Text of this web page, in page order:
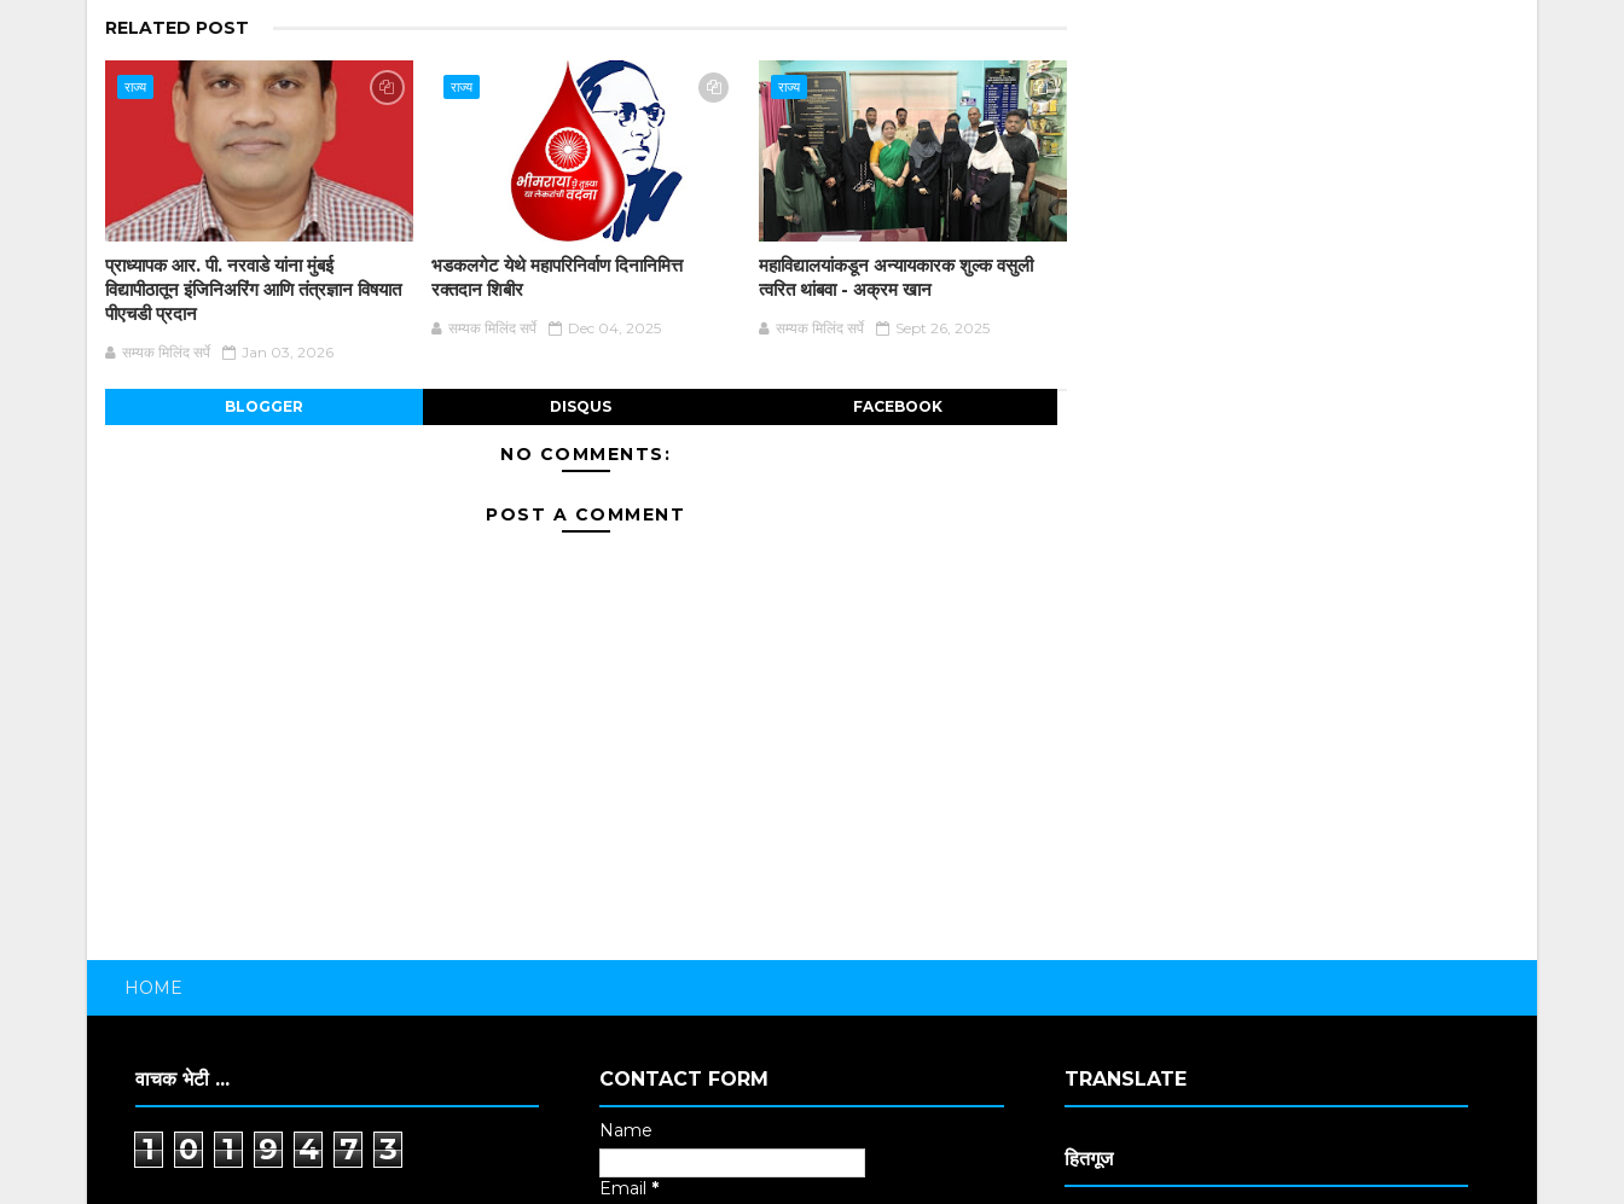
RELATED POST
राज्य
प्राध्यापक आर. पी. नरवाडे यांना मुंबई
विद्यापीठातून इंजिनिअरिंग आणि तंत्रज्ञान विषयात
पीएचडी प्रदान
सम्यक मिलिंद सर्पे Jan 03, 2026
राज्य
भडकलगेट येथे महापरिनिर्वाण दिनानिमित्त
रक्तदान शिबीर
सम्यक मिलिंद सर्पे Dec 04, 2025
राज्य
महाविद्यालयांकडून अन्यायकारक शुल्क वसुली
त्वरित थांबवा - अक्रम खान
सम्यक मिलिंद सर्पे Sept 26, 2025
BLOGGER DISQUS FACEBOOK
NO COMMENTS:
POST A COMMENT
HOME
वाचक भेटी ...
1 0 1 9 4 7 3
CONTACT FORM
Name
Email *
TRANSLATE
हितगूज